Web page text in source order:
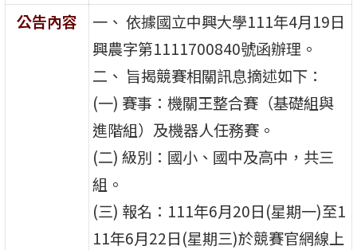
公告內容
一、 依據國立中興大學111年4月19日
興農字第1111700840號函辦理。
二、 旨揭競賽相關訊息摘述如下：
(一) 賽事：機關王整合賽（基礎組與
進階組）及機器人任務賽。
(二) 級別：國小、國中及高中，共三
組。
(三) 報名：111年6月20日(星期一)至1
11年6月22日(星期三)於競賽官網線上